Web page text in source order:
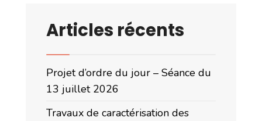
Articles récents
Projet d’ordre du jour – Séance du
13 juillet 2026
Travaux de caractérisation des